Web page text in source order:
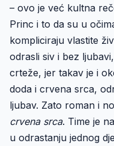
– ovo je već kultna
Princ i to da su u
kompliciraju vlastite
odrasli siv i bez
crteže, jer takav je i
doda i crvena srca,
ljubav. Zato roman i
crvena srca. Time je
u odrastanju jednog